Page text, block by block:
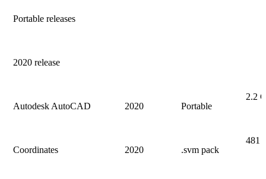
Portable releases
2020 release
Autodesk AutoCAD 2020 Portable
2.2
Coordinates 2020 .svm pack
481